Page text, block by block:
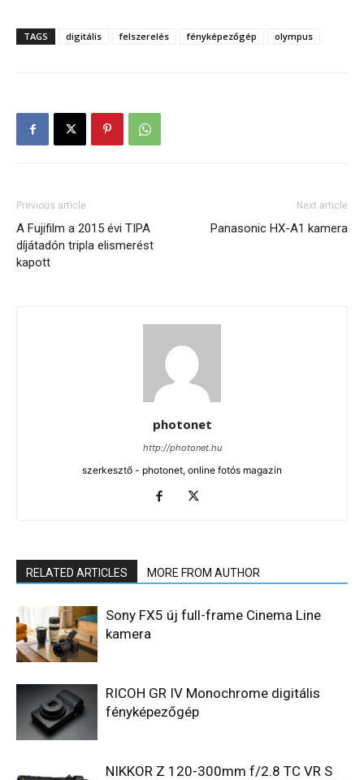
TAGS digitális felszerelés fényképezőgép olympus
Previous article
A Fujifilm a 2015 évi TIPA
díjátadón tripla elismerést
kapott
Next article
Panasonic HX-A1 kamera
photonet
http://photonet.hu
szerkesztő - photonet, online fotós magazin
RELATED ARTICLES MORE FROM AUTHOR
Sony FX5 új full-frame Cinema Line
kamera
RICOH GR IV Monochrome digitális
fényképezőgép
NIKKOR Z 120-300mm f/2.8 TC VR S